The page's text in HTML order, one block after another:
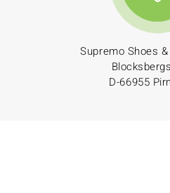
Supremo Shoes
D-66955